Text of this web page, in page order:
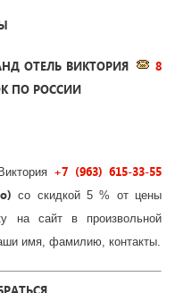
ОТЕЛЬ ВИКТОРИЯ
8
ПО РОССИИ
+7 (963) 615-33-55
со скидкой 5 % от цены
на сайт в произвольной
имя, фамилию, контакты.